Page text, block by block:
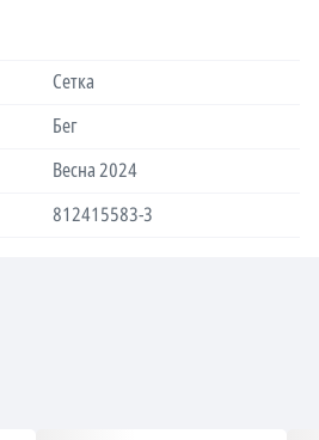
Сетка
Бег
Весна 2024
812415583-3